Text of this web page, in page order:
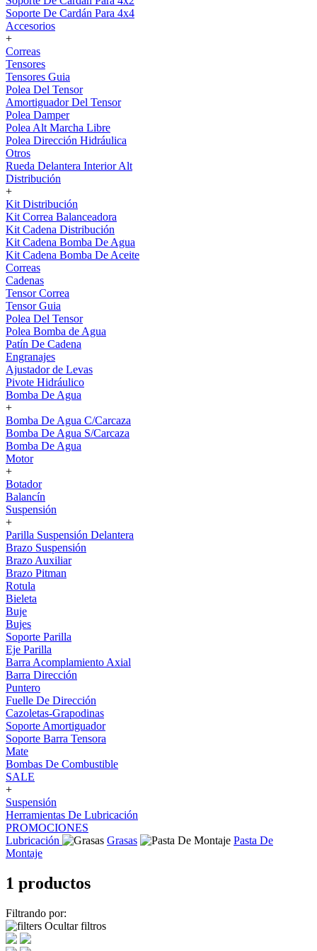
Soporte De Cardán Para 4x4
Accesorios
+
Correas
Tensores
Tensores Guia
Polea Del Tensor
Amortiguador Del Tensor
Polea Damper
Polea Alt Marcha Libre
Polea Dirección Hidráulica
Otros
Rueda Delantera Interior Alt
Distribución
+
Kit Distribución
Kit Correa Balanceadora
Kit Cadena Distribución
Kit Cadena Bomba De Agua
Kit Cadena Bomba De Aceite
Correas
Cadenas
Tensor Correa
Tensor Guia
Polea Del Tensor
Polea Bomba de Agua
Patín De Cadena
Engranajes
Ajustador de Levas
Pivote Hidráulico
Bomba De Agua
+
Bomba De Agua C/Carcaza
Bomba De Agua S/Carcaza
Bomba De Agua
Motor
+
Botador
Balancín
Suspensión
+
Parilla Suspensión Delantera
Brazo Suspensión
Brazo Auxiliar
Brazo Pitman
Rotula
Bieleta
Buje
Bujes
Soporte Parilla
Eje Parilla
Barra Acomplamiento Axial
Barra Dirección
Puntero
Fuelle De Dirección
Cazoletas-Grapodinas
Soporte Amortiguador
Soporte Barra Tensora
Mate
Bombas De Combustible
SALE
+
Suspensión
Herramientas De Lubricación
PROMOCIONES
Lubricación
Grasas
Pasta De
Montaje
1 productos
Filtrando por:
Ocultar filtros